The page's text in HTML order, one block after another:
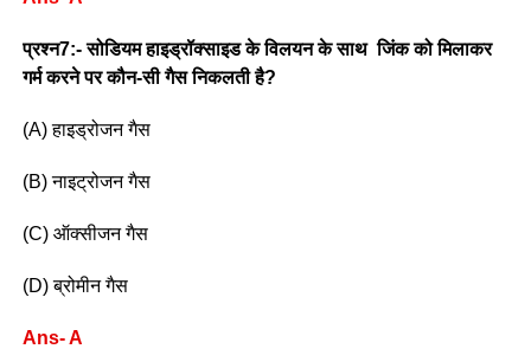
प्रश्न7:- सोडियम हाइड्रॉक्साइड के विलयन के साथ जिंक को मिलाकर
गर्म करने पर कौन-सी गैस निकलती है?
(A) हाइड्रोजन गैस
(B) नाइट्रोजन गैस
(C) ऑक्सीजन गैस
(D) ब्रोमीन गैस
Ans- A